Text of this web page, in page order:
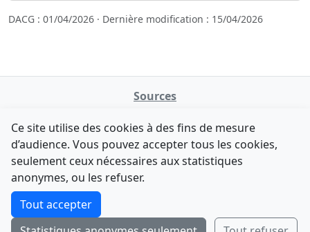
DACG : 01/04/2026 · Dernière modification : 15/04/2026
Sources
data.gouv.fr
Legifrance - API
Contact
F-Droid·App Store
Tchap
Comment avez-vous découvert NATINFo ?
Une courte réponse suffit (500 caractères max).
Ce site utilise des cookies à des fins de mesure
d’audience. Vous pouvez accepter tous les cookies,
seulement ceux nécessaires aux statistiques
anonymes, ou les refuser.
Tout accepter